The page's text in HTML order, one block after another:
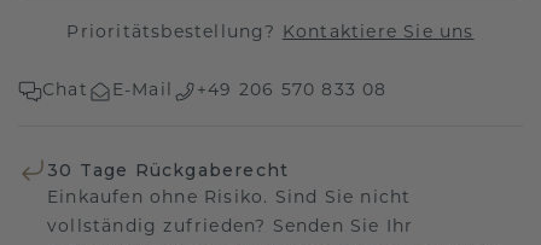
Prioritätsbestellung? Kontaktiere Sie uns
Chat E-Mail +49 206 570 833 08
30 Tage Rückgaberecht
Einkaufen ohne Risiko. Sind Sie nicht
vollständig zufrieden? Senden Sie Ihr